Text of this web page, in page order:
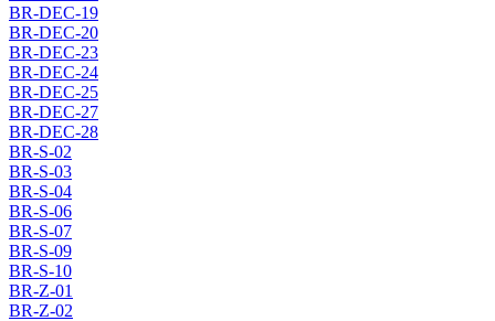
BR-DEC-19
BR-DEC-20
BR-DEC-23
BR-DEC-24
BR-DEC-25
BR-DEC-27
BR-DEC-28
BR-S-02
BR-S-03
BR-S-04
BR-S-06
BR-S-07
BR-S-09
BR-S-10
BR-Z-01
BR-Z-02